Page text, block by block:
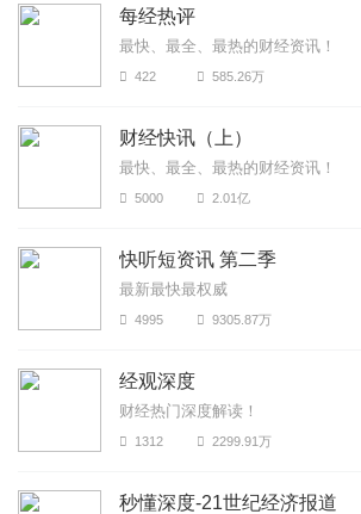
每经热评
最快、最全、最热的财经资讯！
422 585.26万
财经快讯（上）
最快、最全、最热的财经资讯！
5000 2.01亿
快听短资讯 第二季
最新最快最权威
4995 9305.87万
经观深度
财经热门深度解读！
1312 2299.91万
秒懂深度-21世纪经济报道